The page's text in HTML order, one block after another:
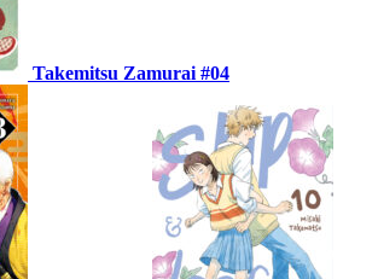
Takemitsu Zamurai #04